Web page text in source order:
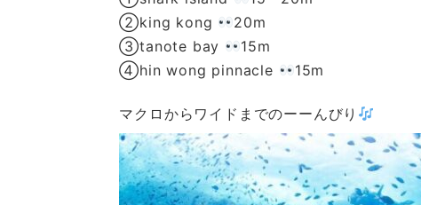
②king kong
20m
③tanote bay
15m
④hin wong pinnacle
15m
マクロからワイドまでのーーんびり